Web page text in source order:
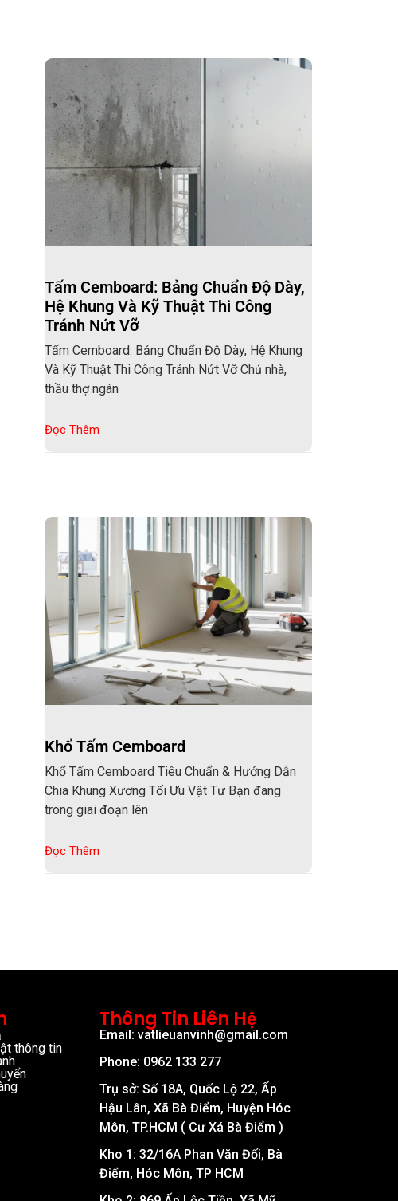
Tấm Cemboard: Bảng Chuẩn Độ Dày,
Hệ Khung Và Kỹ Thuật Thi Công
Tránh Nứt Vỡ
Tấm Cemboard: Bảng Chuẩn Độ Dày, Hệ Khung
Và Kỹ Thuật Thi Công Tránh Nứt Vỡ Chủ nhà,
thầu thợ ngán
Đọc Thêm
Khổ Tấm Cemboard
Khổ Tấm Cemboard Tiêu Chuẩn & Hướng Dẫn
Chia Khung Xương Tối Ưu Vật Tư Bạn đang
trong giai đoạn lên
Đọc Thêm
thông tin
Thông Tin Liên Hệ
Email: vatlieuanvinh@gmail.com
Phone: 0962 133 277
Trụ sở: Số 18A, Quốc Lộ 22, Ấp
Hậu Lân, Xã Bà Điểm, Huyện Hóc
Môn, TP.HCM ( Cư Xá Bà Điểm )
Kho 1: 32/16A Phan Văn Đối, Bà
Điểm, Hóc Môn, TP HCM